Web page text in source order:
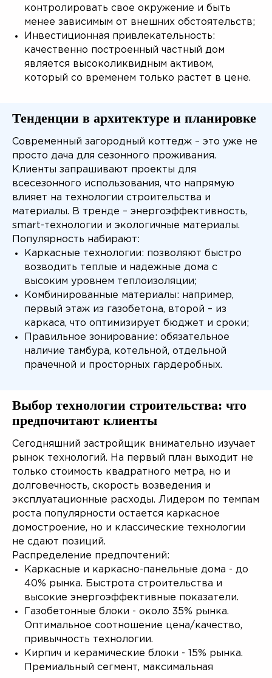
контролировать свое окружение и быть
менее зависимым от внешних обстоятельств;
Инвестиционная привлекательность:
качественно построенный частный дом
является высоколиквидным активом,
который со временем только растет в цене.
Тенденции в архитектуре и планировке
Современный загородный коттедж – это уже не
просто дача для сезонного проживания.
Клиенты запрашивают проекты для
всесезонного использования, что напрямую
влияет на технологии строительства и
материалы. В тренде – энергоэффективность,
smart-технологии и экологичные материалы.
Популярность набирают:
Каркасные технологии: позволяют быстро
возводить теплые и надежные дома с
высоким уровнем теплоизоляции;
Комбинированные материалы: например,
первый этаж из газобетона, второй – из
каркаса, что оптимизирует бюджет и сроки;
Правильное зонирование: обязательное
наличие тамбура, котельной, отдельной
прачечной и просторных гардеробных.
Выбор технологии строительства: что
предпочитают клиенты
Сегодняшний застройщик внимательно изучает
рынок технологий. На первый план выходит не
только стоимость квадратного метра, но и
долговечность, скорость возведения и
эксплуатационные расходы. Лидером по темпам
роста популярности остается каркасное
домостроение, но и классические технологии
не сдают позиций.
Распределение предпочтений:
Каркасные и каркасно-панельные дома - до
40% рынка. Быстрота строительства и
высокие энергоэффективные показатели.
Газобетонные блоки - около 35% рынка.
Оптимальное соотношение цена/качество,
привычность технологии.
Кирпич и керамические блоки - 15% рынка.
Премиальный сегмент, максимальная